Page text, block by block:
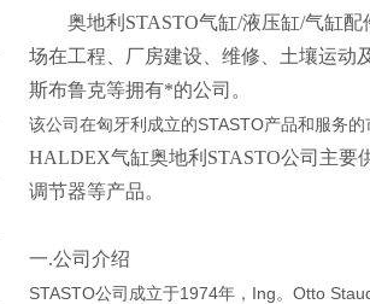
奥地利STASTO气缸/液压缸/气缸配
场在工程、厂房建设、维修、土壤运动
斯布鲁克等拥有*的公司。
该公司在匈牙利成立的STASTO产品和服务
HALDEX气缸奥地利 STASTO公司主要
调节器等产品。
一.公司介绍
STASTO公司成立于1974年，Ing。Otto